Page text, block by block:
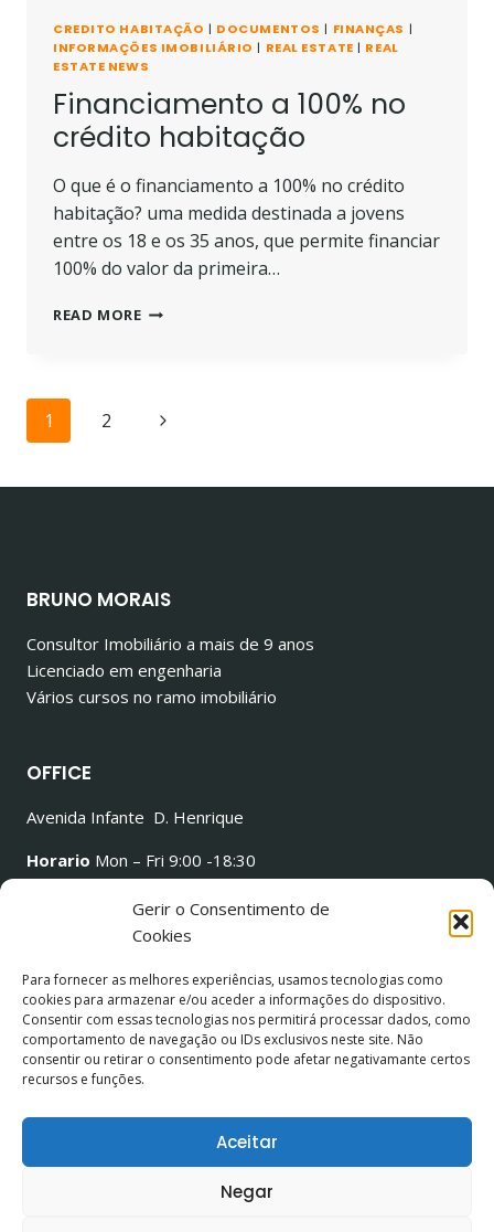
Gerir o Consentimento de
Cookies
Para fornecer as melhores experiências, usamos tecnologias como
cookies para armazenar e/ou aceder a informações do dispositivo.
Consentir com essas tecnologias nos permitirá processar dados, como
comportamento de navegação ou IDs exclusivos neste site. Não
consentir ou retirar o consentimento pode afetar negativamante certos
recursos e funções.
Aceitar
Negar
CREDITO HABITAÇÃO | DOCUMENTOS | FINANÇAS |
INFORMAÇÕES IMOBILIÁRIO | REAL ESTATE | REAL
ESTATE NEWS
Financiamento a 100% no
crédito habitação
O que é o financiamento a 100% no crédito
habitação? uma medida destinada a jovens
entre os 18 e os 35 anos, que permite financiar
100% do valor da primeira…
READ MORE FINANCIAMENTO
HABITAÇÃO
Page
navigation
1 2
Next
BRUNO MORAIS
Consultor Imobiliário a mais de 9 anos
Licenciado em engenharia
Vários cursos no ramo imobiliário
OFFICE
Avenida Infante D. Henrique
Horario Mon – Fri 9:00 -18:30
Email: gestor.bruno.morais@gmail.com
MANTER CONTATO
© 2026 Comprar casa com Bruno Morais
Todos os direitos reservados.